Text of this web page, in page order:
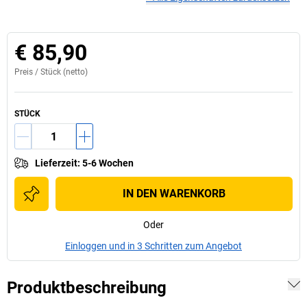
€ 85,90
Preis / Stück (netto)
STÜCK
Lieferzeit: 5-6 Wochen
IN DEN WARENKORB
Oder
Einloggen und in 3 Schritten zum Angebot
Produktbeschreibung